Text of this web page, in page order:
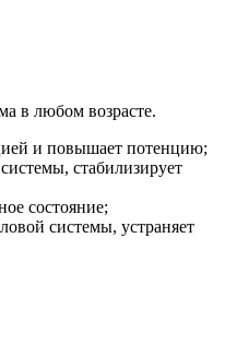
в любом возрасте.
и повышает потенцию;
стабилизирует
состояние;
системы, устраняет